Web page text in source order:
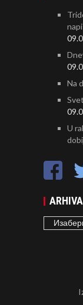
Na
U
ARHIVA
ARHIVA